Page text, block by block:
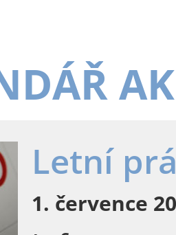
Letní
1. července